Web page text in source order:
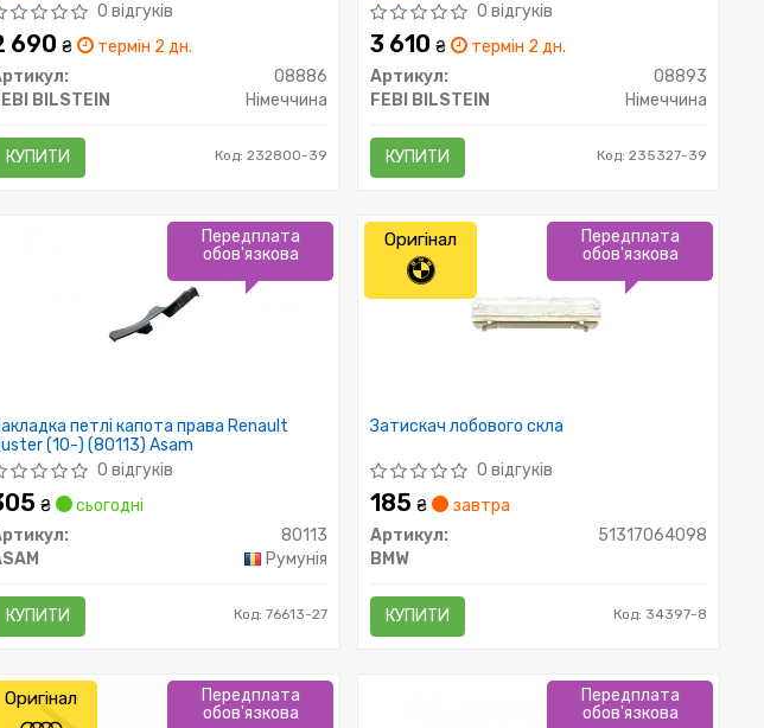
0 відгуків
690₴
термін 2 дн.
08886
BILSTEIN
Німеччина
КУПИТИ Код: 232800-39
0 відгуків
3 610₴
термін 2 дн.
Артикул:
08893
FEBI BILSTEIN
Німеччина
КУПИТИ Код: 235327-39
петлі капота права Renault
(10-) (80113) Asam
0 відгуків
₴
сьогодні
80113
Румунія
КУПИТИ Код: 76613-27
Передплата
обов'язкова
Затискач лобового скла
0 відгуків
185₴
завтра
Артикул:
51317064098
BMW
КУПИТИ Код: 34397-8
Передплата
обов'язкова
Оригінал
Передплата
обов'язкова
Оригінал
Передплата
обов'язкова